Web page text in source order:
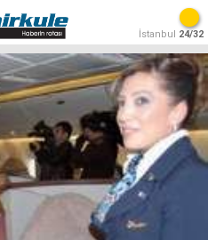
İstanbul 24/32